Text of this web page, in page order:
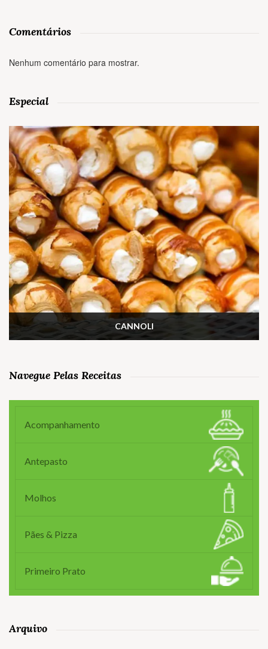
Comentários
Nenhum comentário para mostrar.
Especial
CANNOLI
Navegue Pelas Receitas
Acompanhamento
Antepasto
Molhos
Pães & Pizza
Primeiro Prato
Arquivo